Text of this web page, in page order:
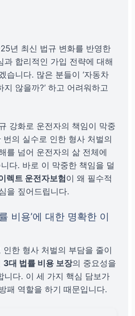
년 최신 법규 변화를 반영한
과 합리적인 가입 전략에 대해
습니다. 많은 분들이 ‘자동차
지 않을까?’ 하고 어려워하고
강화로 운전자의 책임이 막중
의 실수로 인한 형사 처벌의
를 넘어 운전자의 삶 전체에
다. 바로 이 막중한 책임을 덜
렉트 운전자보험이 왜 필수적
을 짚어드립니다.
비용’에 대한 명확한 이
인한 형사 처벌의 부담을 줄이
3대 법률 비용 보장의 중요성을
니다. 이 세 가지 핵심 담보가
패 역할을 하기 때문입니다.